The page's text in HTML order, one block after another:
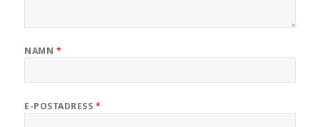
NAMN *
E-POSTADRESS *